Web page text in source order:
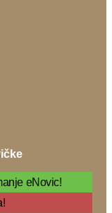
eNovic!